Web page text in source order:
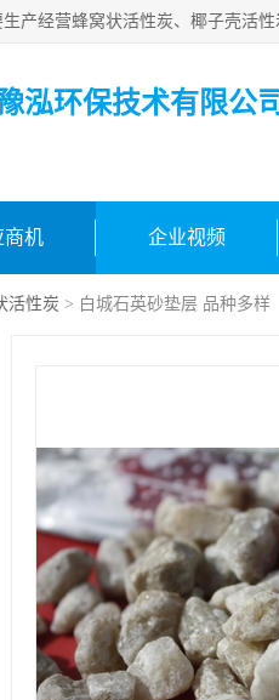
泓环保技术有限公
商机 企业视频
活性炭 > 白城石英砂垫层 品种多样